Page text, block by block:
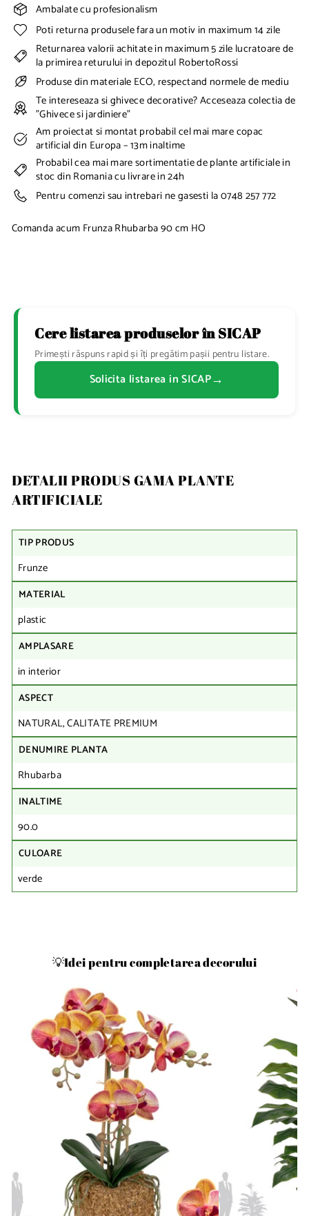
Ambalate cu profesionalism
Poti returna produsele fara un motiv in maximum 14 zile
Returnarea valorii achitate in maximum 5 zile lucratoare de
la primirea returului in depozitul RobertoRossi
Produse din materiale ECO, respectand normele de mediu
Te intereseaza si ghivece decorative? Acceseaza colectia de
"Ghivece si jardiniere"
Am proiectat si montat probabil cel mai mare copac
artificial din Europa – 13m inaltime
Probabil cea mai mare sortimentatie de plante artificiale in
stoc din Romania cu livrare in 24h
Pentru comenzi sau intrebari ne gasesti la 0748 257 772
Comanda acum Frunza Rhubarba 90 cm HO
Cere listarea produselor în SICAP
Primești răspuns rapid și îți pregătim pașii pentru listare.
Solicita listarea in SICAP→
DETALII PRODUS GAMA PLANTE
ARTIFICIALE
TIP PRODUS
Frunze
MATERIAL
plastic
AMPLASARE
in interior
ASPECT
NATURAL, CALITATE PREMIUM
DENUMIRE PLANTA
Rhubarba
INALTIME
90.0
CULOARE
verde
💡Idei pentru completarea decorului